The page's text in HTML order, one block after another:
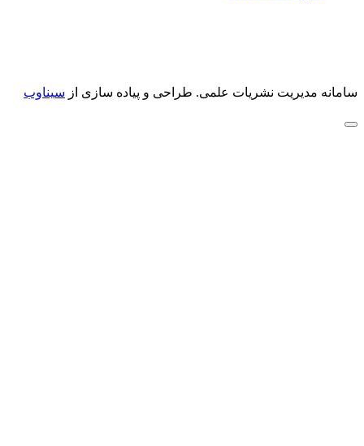
سامانه مدیریت نشریات علمی. طراحی و پیاده سازی از سیناوب